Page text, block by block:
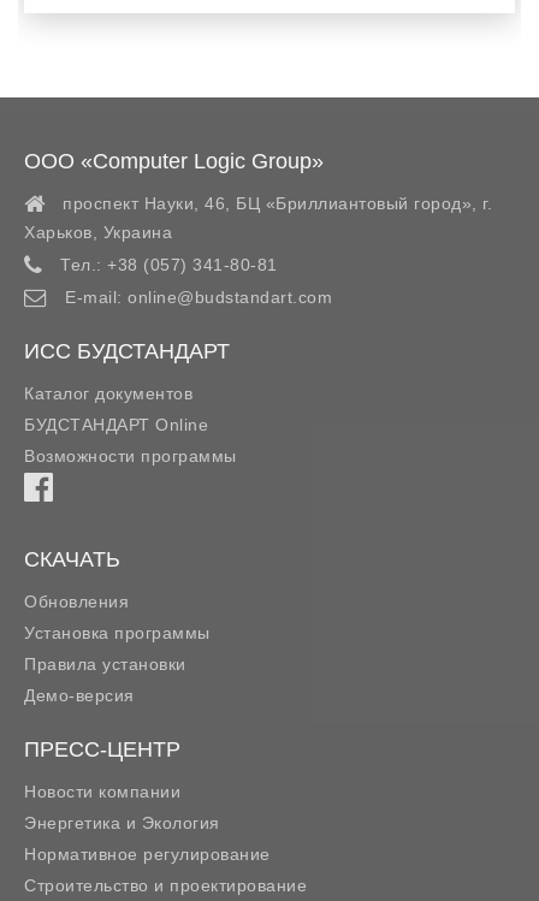
ООО «Computer Logic Group»
проспект Науки, 46, БЦ «Бриллиантовый город»,
г.
Харьков
Украина
Тел.: +38 (057) 341-80-81
E-mail: online@budstandart.com
ИСС БУДСТАНДАРТ
Каталог документов
БУДСТАНДАРТ Online
Возможности программы
СКАЧАТЬ
Обновления
Установка программы
Правила установки
Демо-версия
ПРЕСС-ЦЕНТР
Новости компании
Энергетика и Экология
Нормативное регулирование
Строительство и проектирование